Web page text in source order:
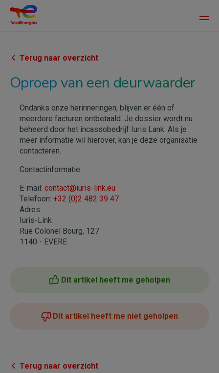
naar
inhoud
gaan
Main
Terug naar overzicht
Oproep van een deurwaarder
Ondanks onze herinneringen, blijven er één of
meerdere facturen ontbetaald. Je dossier wordt nu
beheerd door het incassobedrijf Iuris Lank. Als je
meer informatie wil hierover, kan je deze organisatie
contacteren.
Contactinformatie:
E-mail: contact@iuris-link.eu
Telefoon: +32 (0)2 482 39 47
Adres:
Iuris-Link
Rue Colonel Bourg, 127
1140 - EVERE
Dit artikel heeft me geholpen
Dit artikel heeft me niet geholpen
Terug naar overzicht